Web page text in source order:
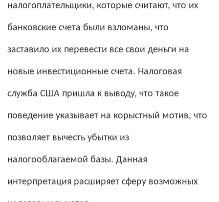
налогоплательщики, которые считают, что их
банковские счета были взломаны, что
заставило их перевести все свои деньги на
новые инвестиционные счета. Налоговая
служба США пришла к выводу, что такое
поведение указывает на корыстный мотив, что
позволяет вычесть убытки из
налогооблагаемой базы. Данная
интерпретация расширяет сферу возможных